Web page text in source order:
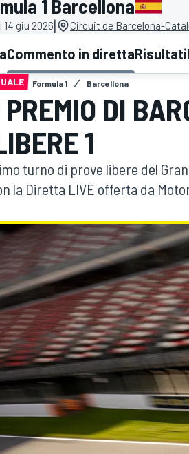
WEC
1 Barcellona
14 giu 2026| Circuit de Barcelona-
Commento in direttaRisultati
Formula 1 Barcellona
DI
1
turno di prove libere del
la Diretta LIVE offerta da